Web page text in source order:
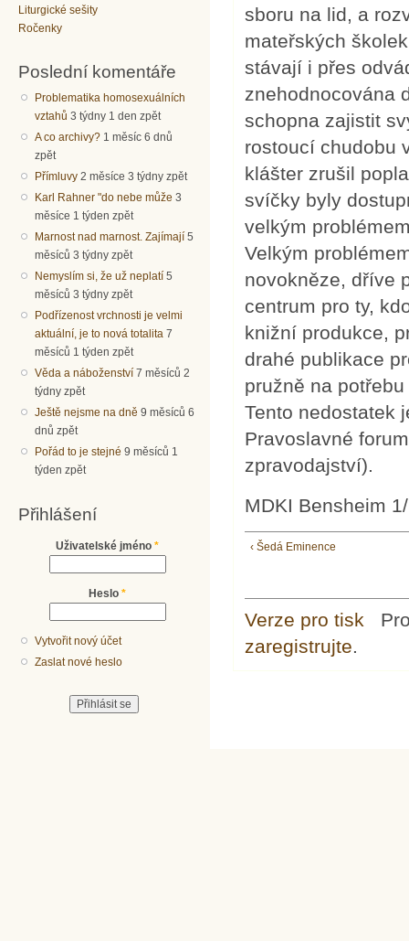
Liturgické sešity
Ročenky
Poslední komentáře
Problematika homosexuálních
vztahů 3 týdny 1 den zpět
A co archivy? 1 měsíc 6 dnů
zpět
Přímluvy 2 měsíce 3 týdny zpět
Karl Rahner "do nebe může 3
měsíce 1 týden zpět
Marnost nad marnost. Zajímají 5
měsíců 3 týdny zpět
Nemyslím si, že už neplatí 5
měsíců 3 týdny zpět
Podřízenost vrchnosti je velmi
aktuální, je to nová totalita 7
měsíců 1 týden zpět
Věda a náboženství 7 měsíců 2
týdny zpět
Ještě nejsme na dně 9 měsíců 6
dnů zpět
Pořád to je stejné 9 měsíců 1
týden zpět
Přihlášení
Uživatelské jméno *
Heslo *
Vytvořit nový účet
Zaslat nové heslo
sboru na lid, a
mateřských
stávají i přes
znehodnocována
schopna zajistit
rostoucí chudobu
klášter zrušil
svíčky byly
velkým
Velkým
novokněze, dříve
centrum pro ty,
knižní produkce,
drahé publikace
pružně na
Tento nedostatek
Pravoslavné
zpravodajství).
MDKI Bensheim
‹ Šedá Eminence
Verze pro tisk
zaregistrujte.